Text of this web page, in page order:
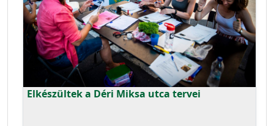
Elkészültek a Déri Miksa utca tervei